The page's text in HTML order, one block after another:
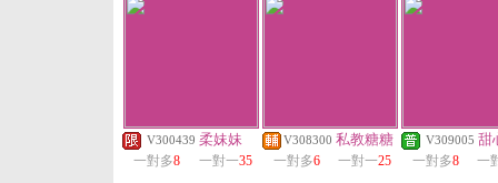
V300439 柔妹妹
一對多8 一對一35
V308300 私教糖糖
一對多6 一對一25
V309005 甜
一對多8 一